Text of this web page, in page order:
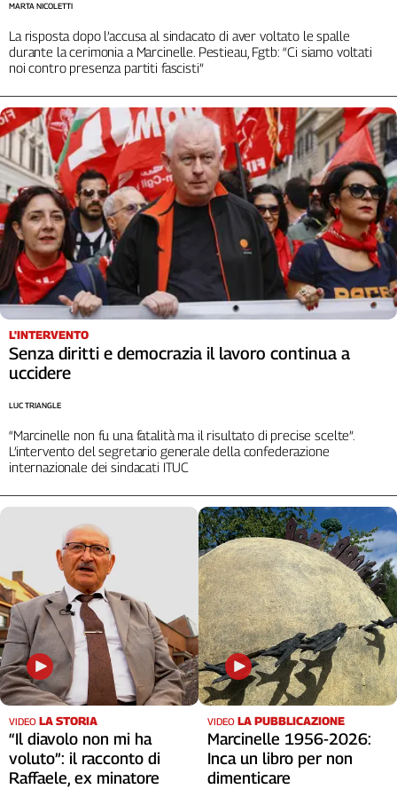
La risposta dopo l’accusa al sindacato di aver voltato le spalle
durante la cerimonia a Marcinelle. Pestieau, Fgtb: “Ci siamo voltati
noi contro presenza partiti fascisti”
MARTA NICOLETTI
L'INTERVENTO
Senza diritti e democrazia il lavoro continua a
uccidere
“Marcinelle non fu una fatalità ma il risultato di precise scelte”.
L’intervento del segretario generale della confederazione
internazionale dei sindacati ITUC
LUC TRIANGLE
VIDEO LA STORIA
“Il diavolo non mi ha
voluto”: il racconto di
Raffaele, ex minatore
VIDEO LA PUBBLICAZIONE
Marcinelle 1956-2026:
Inca un libro per non
dimenticare